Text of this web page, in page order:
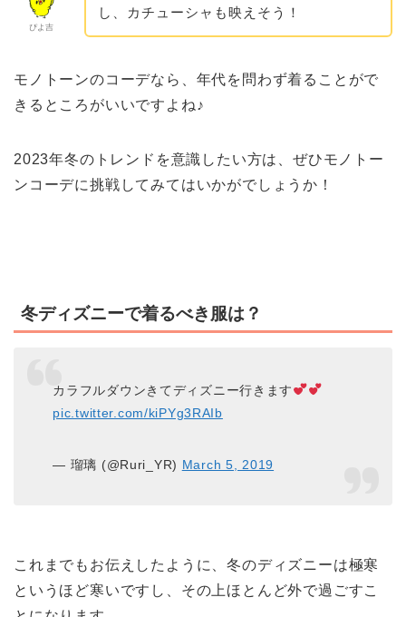
ぴよ吉
し、カチューシャも映えそう！
モノトーンのコーデなら、年代を問わず着ることがで
きるところがいいですよね♪
2023年冬のトレンドを意識したい方は、ぜひモノトー
ンコーデに挑戦してみてはいかがでしょうか！
冬ディズニーで着るべき服は？
カラフルダウンきてディズニー行きます
pic.twitter.com/kiPYg3RAIb
— 瑠璃 (@Ruri_YR) March 5, 2019
これまでもお伝えしたように、冬のディズニーは極寒
というほど寒いですし、その上ほとんど外で過ごすこ